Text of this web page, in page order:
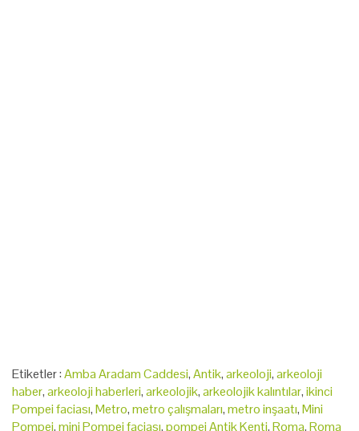
Etiketler :Amba Aradam Caddesi,Antik,arkeoloji,arkeoloji
haber,arkeoloji haberleri,arkeolojik,arkeolojik kalıntılar,ikinci
Pompei faciası,Metro,metro çalışmaları,metro inşaatı,Mini
Pompei,mini Pompei faciası,pompei Antik Kenti,Roma,Roma